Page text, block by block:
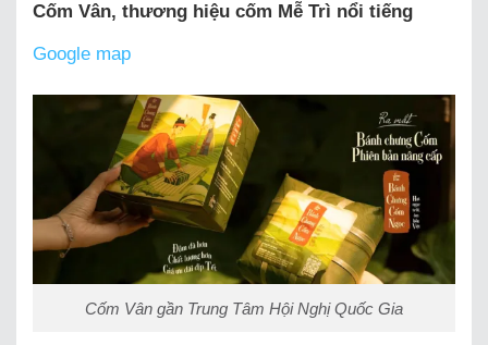
Cốm Vân, thương hiệu cốm Mễ Trì nổi tiếng
Google map
Cốm Vân gần Trung Tâm Hội Nghị Quốc Gia